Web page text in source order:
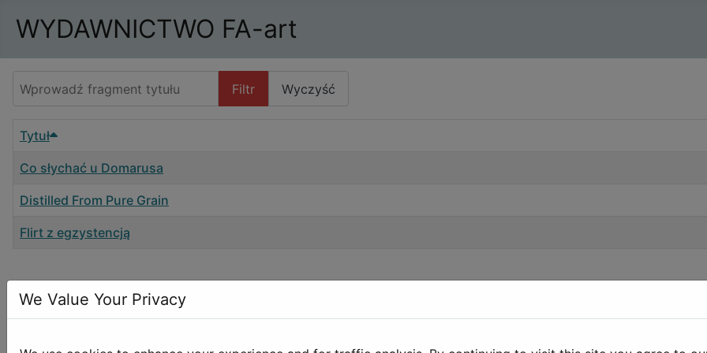
WYDAWNICTWO FA-art
Wprowadź fragment tytułu
Filtr Wyczyść
Tytuł
Co słychać u Domarusa
Distilled From Pure Grain
Flirt z egzystencją
We Value Your Privacy